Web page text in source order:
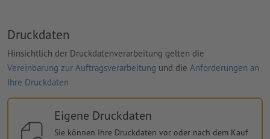
Druckdaten
Hinsichtlich der Druckdatenverarbeitung gelten die
Vereinbarung zur Auftragsverarbeitung und die Anforderungen an
Ihre Druckdaten
Eigene Druckdaten
Sie können Ihre Druckdaten vor oder nach dem Kauf